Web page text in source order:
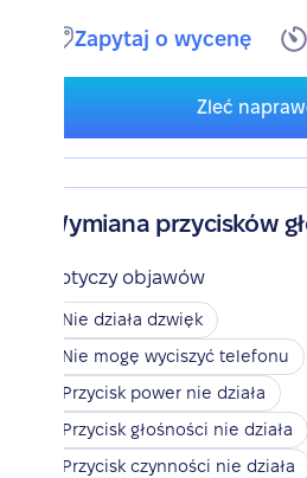
Zapytaj o wycenę
Zleć
Wymiana przycisków
Dotyczy objawów
Nie działa dzwięk
Nie mogę wyciszyć telefonu
Przycisk power nie działa
Przycisk głośności nie działa
Przycisk czynności nie działa